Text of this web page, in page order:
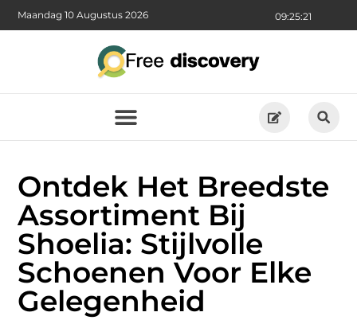
09:25:22
Maandag 10 Augustus 2026
Ontdek Het Breedste
Assortiment Bij
Shoelia: Stijlvolle
Schoenen Voor Elke
Gelegenheid